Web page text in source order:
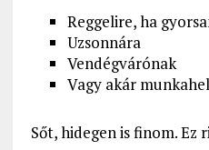
Reggelire, ha
Uzsonnára
Vendégvárónak
Vagy akár
Sőt, hidegen is finom. Ez